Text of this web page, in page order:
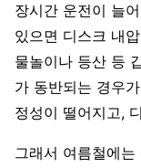
장시간 운전이 늘
있으면 디스크 내
물놀이나 등산 등
가 동반되는 경우
정성이 떨어지고,
그래서 여름철에